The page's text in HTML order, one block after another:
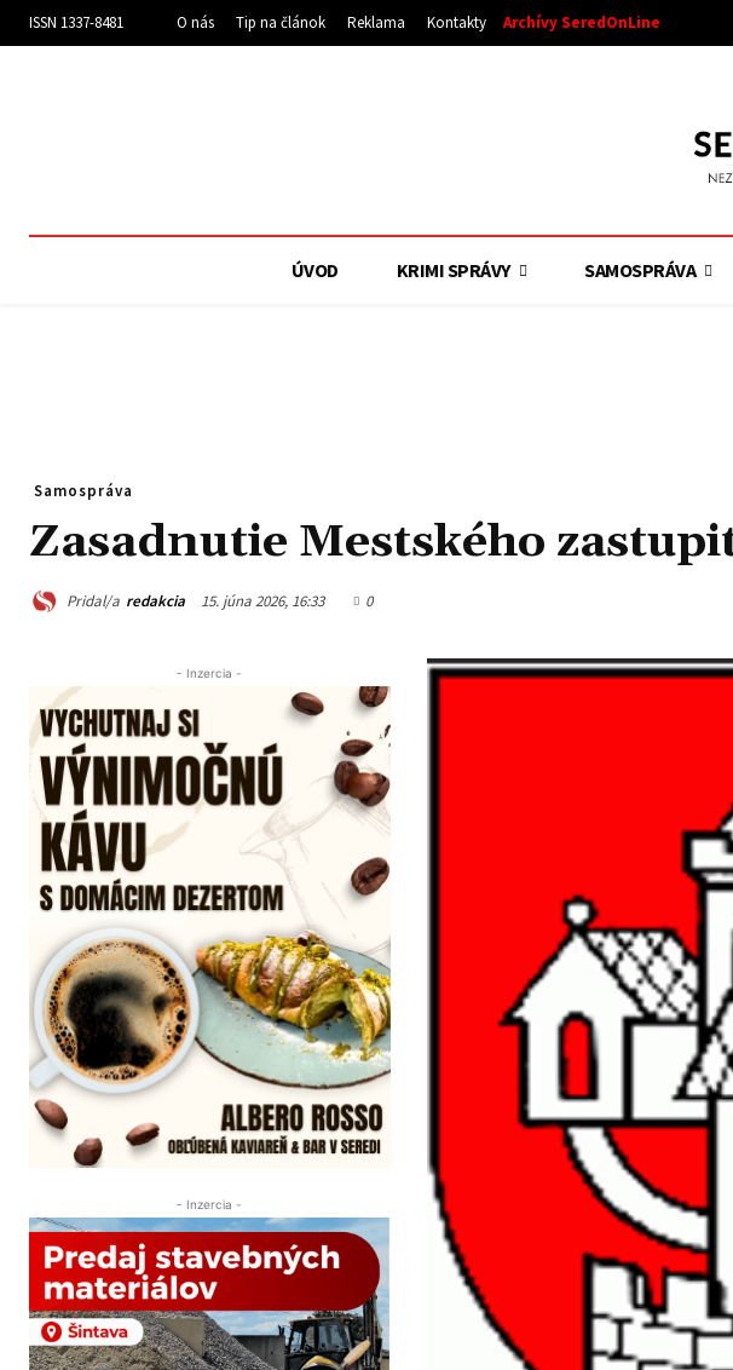
ISSN 1337-8481 O nás Tip na článok Reklama Kontakty Archívy SeredOnLine
ÚVOD KRIMI SPRÁVY SAMOSPRÁVA
Samospráva
Zasadnutie Mestského
Pridal/a redakcia 15. júna 2026, 16:33 0
- Inzercia -
- Inzercia -